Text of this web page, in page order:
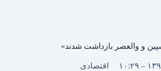
و والعصر بازداشت شدند»
اقتصادی